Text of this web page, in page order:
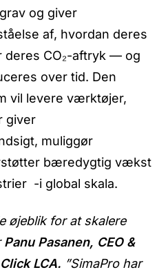
og giver
af, hvordan deres
deres CO₂-aftryk — og
over tid. Den
vil levere værktøjer,
giver
muliggør
bæredygtig vækst
-i global skala.
øjeblik for at skalere
Panu Pasanen, CEO &
LCA. ”SimaPro har